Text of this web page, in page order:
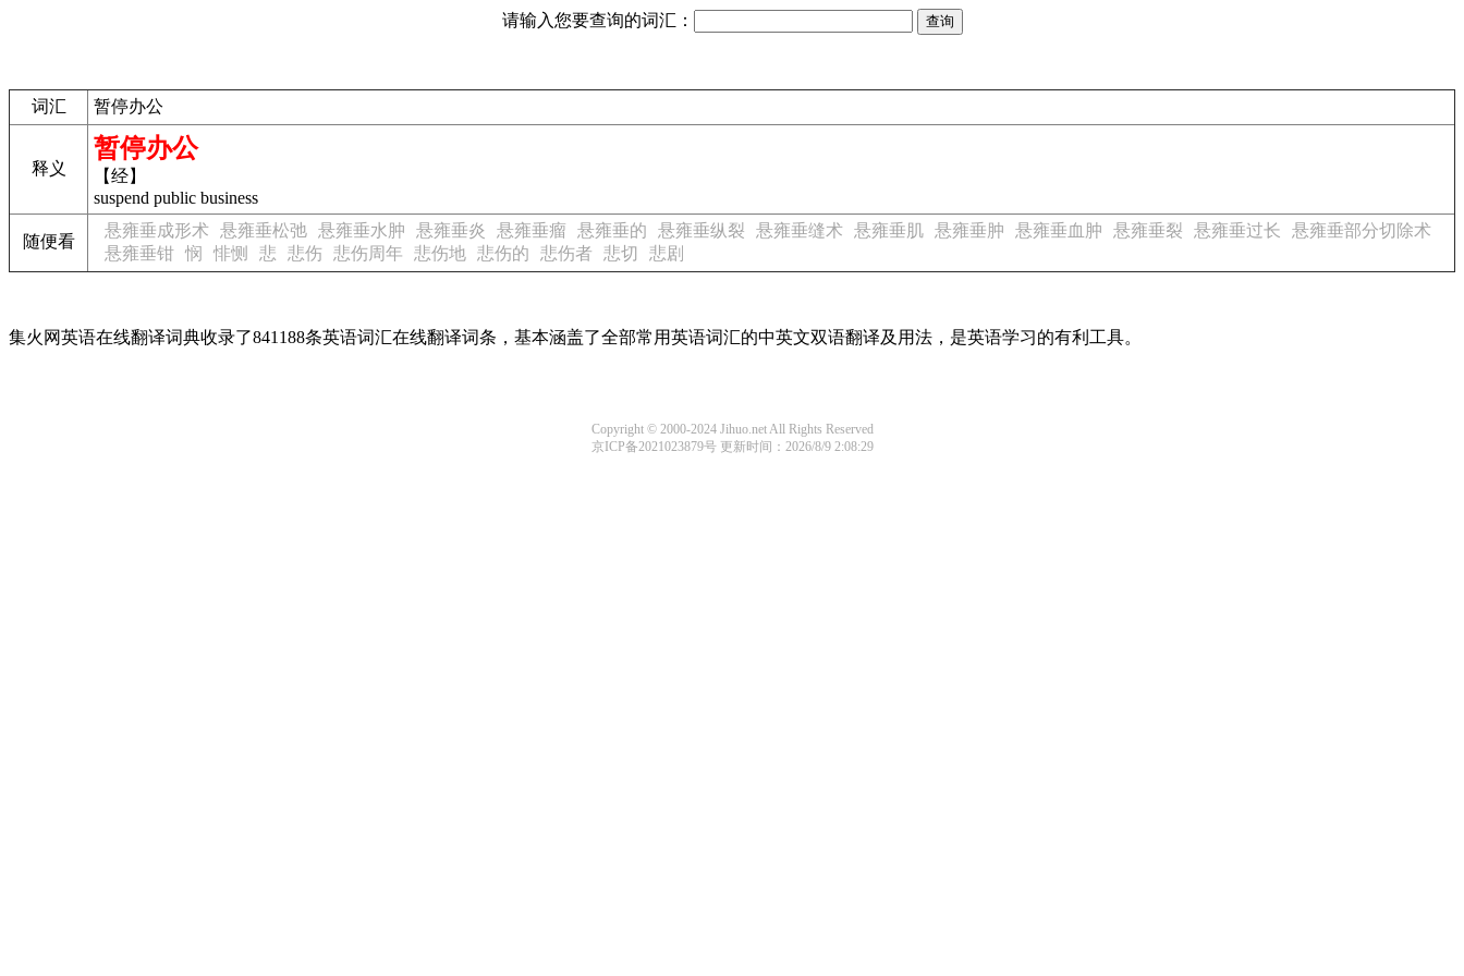
请输入您要查询的词汇：
词汇 暂停办公
释义
暂停办公
【经】
suspend public business
随便看
悬雍垂成形术 悬雍垂松弛 悬雍垂水肿 悬雍垂炎 悬雍垂瘤 悬雍垂的 悬雍垂纵裂 悬雍垂缝术 悬雍垂肌 悬雍垂肿 悬雍垂血肿 悬雍垂裂 悬雍垂过长
悬雍垂部分切除术
悬雍垂钳 悯 悱恻 悲 悲伤 悲伤周年 悲伤地 悲伤的 悲伤者 悲切 悲剧
集火网英语在线翻译词典收录了841188条英语词汇在线翻译词条，基本涵盖了全部常用英语词汇的中英文双语翻译及用法，是英语学习的有利工具。
Copyright © 2000-2024 Jihuo.net All Rights Reserved
京ICP备2021023879号更新时间：2026/8/9 2:08:29